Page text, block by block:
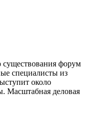
существования форум
специалисты из
около
Масштабная деловая